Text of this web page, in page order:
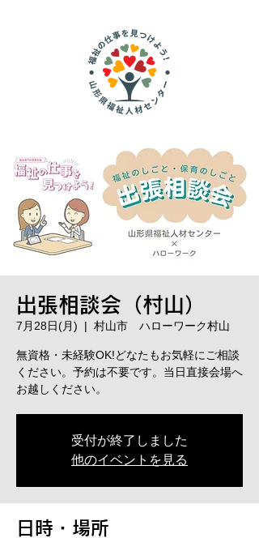
出張相談会（村山）
7月28日(月)
  |
村山市 ハローワーク村山
無資格・未経験OK!どなたもお気軽にご相談
ください。予約は不要です。当日直接会場へ
お越しください。
受付が終了しました
他のイベントを見る
日時・場所